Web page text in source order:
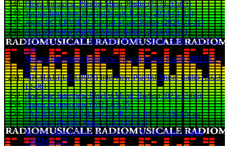
Eliséa Interview Playlist Music Radio (2024-02-03)
Seroan Interview Playlist Music Radio (2024-01-13)
Agop iNTERVIEW Playlist Music Radio (2024-01-11)
Alba Interview Playlist Music Radio (2024-01-09)
BEN & MYLÈNE Interview Playlist Music Radio (2023-12-
20)
Moses christopher Interview Playlist Music Radio (2023-12-
13)
MICHAELLE DIONI Interview Playlist Music Radio (2023-
12-06)
Rodrigue Interview Playlist Music Radio (2023-12-06)
Epona en interview (2023-03-15)
FABIENNE SHINE et GEORGES BODOSSIAN en
interview Playlist Music (2023-03-02)
Brigitte Skiavi-Blanc en interview Playlist Music Radio
(2023-02-27)